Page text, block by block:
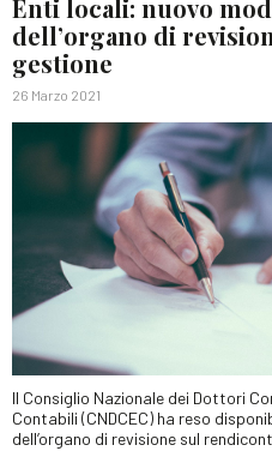
Enti locali: nuovo
dell’organo di
gestione
26 Marzo 2021
Il Consiglio Nazionale dei Dottori
Contabili (CNDCEC) ha reso
dell’organo di revisione sul